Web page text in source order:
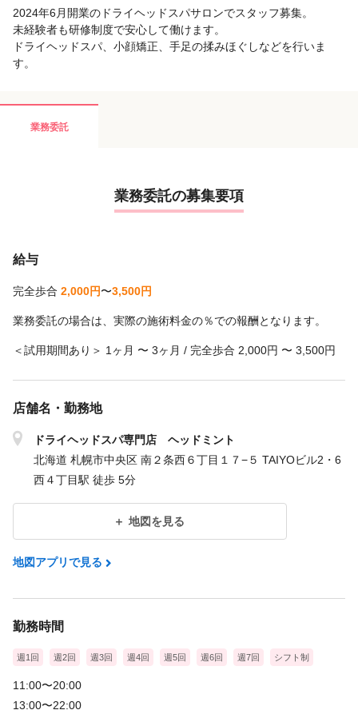
2024年6月開業のドライヘッドスパサロンでスタッフ募集。
未経験者も研修制度で安心して働けます。
ドライヘッドスパ、小顔矯正、手足の揉みほぐしなどを行いま
す。
業務委託
業務委託の募集要項
給与
完全歩合 2,000円〜3,500円
業務委託の場合は、実際の施術料金の％での報酬となります。
＜試用期間あり＞ 1ヶ月 〜 3ヶ月 / 完全歩合 2,000円 〜 3,500円
店舗名・勤務地
ドライヘッドスパ専門店 ヘッドミント
北海道 札幌市中央区 南２条西６丁目１７−５ TAIYOビル2・6
西４丁目駅 徒歩 5分
地図を見る
地図アプリで見る
勤務時間
週1回 週2回 週3回 週4回 週5回 週6回 週7回 シフト制
11:00〜20:00
13:00〜22:00